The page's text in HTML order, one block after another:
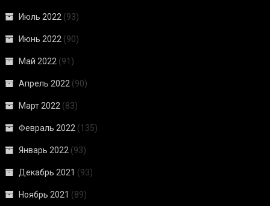
Июль 2022 (93)
Июнь 2022 (90)
Май 2022 (91)
Апрель 2022 (90)
Март 2022 (83)
Февраль 2022 (135)
Январь 2022 (93)
Декабрь 2021 (93)
Ноябрь 2021 (89)